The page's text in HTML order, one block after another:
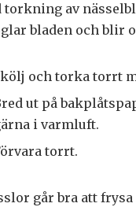
torkning av
bladen och blir
och torka torrt
ut på
i varmluft.
torrt.
går bra att